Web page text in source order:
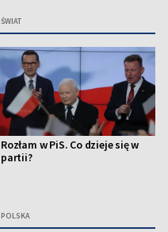
ŚWIAT
Rozłam w PiS. Co dzieje się w
partii?
POLSKA